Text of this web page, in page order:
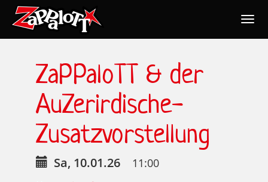
ZaPPaloTT & der
AuZerirdische-
Zusatzvorstellung
Sa, 10.01.26
11:00